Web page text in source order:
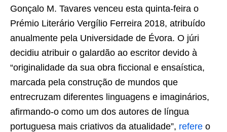
Gonçalo M. Tavares venceu esta quinta-feira o
Prémio Literário Vergílio Ferreira 2018, atribuído
anualmente pela Universidade de Évora. O júri
decidiu atribuir o galardão ao escritor devido à
“originalidade da sua obra ficcional e ensaística,
marcada pela construção de mundos que
entrecruzam diferentes linguagens e imaginários,
afirmando-o como um dos autores de língua
portuguesa mais criativos da atualidade”, refere o